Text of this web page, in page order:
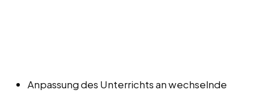
Anpassung des Unterrichts an wechselnde